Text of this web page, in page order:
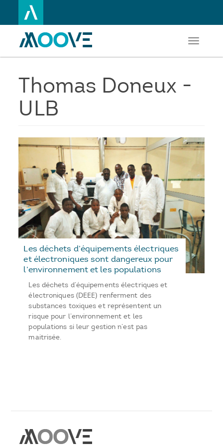
au
principal
Toggle
Thomas Doneux -
ULB
Les déchets d’équipements électriques
et électroniques sont dangereux pour
l’environnement et les populations
Les déchets d’équipements électriques et
électroniques (DEEE) renferment des
substances toxiques et représentent un
risque pour l’environnement et les
populations si leur gestion n’est pas
maitrisée.